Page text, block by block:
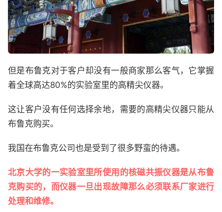
但是布鲁克对于客户却没有一般商家那么客气，它掌握
着全球高达80%的实验室里的高精尖仪器。
这让客户没有任何选择余地，需要的高精尖仪器只能从
布鲁克购买。
我国在布鲁克公司也是受到了很多野蛮的待遇。
北京大学的一实验室里所使用的核磁共振仪器是从布鲁
克购买的，而仪器一旦出现故障那么必须联系厂家进行
处理和维修。